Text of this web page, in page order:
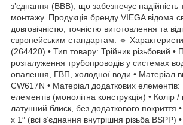
з’єднання (ВВВ), що забезпечує надійність
монтажу. Продукція бренду VIEGA відома
довговічністю, точністю виготовлення та
європейським стандартам. 🔹
(264420) • Тип товару: Трійник різьбовий
розгалуження трубопроводів у системах
опалення, ГВП, холодної води • Матеріал
CW617N • Матеріал додаткових елементів:
елементів (монолітна конструкція) • Колір
латунний блиск, без додаткового покриття
x 1″ (всі з’єднання внутрішня різьба BSPP)